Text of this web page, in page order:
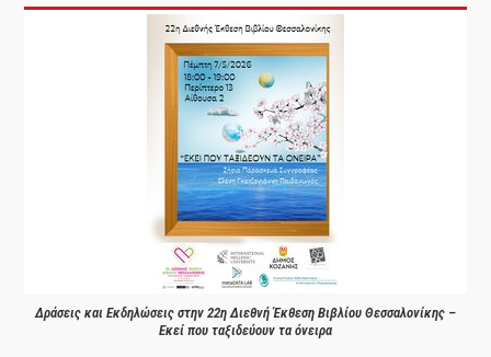
Δράσεις και Εκδηλώσεις στην 22η Διεθνή Έκθεση Βιβλίου Θεσσαλονίκης –
Εκεί που ταξιδεύουν τα όνειρα